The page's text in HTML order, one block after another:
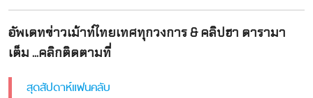
อัพเดทข่าวเม้าท์ไทยเทศทุกวงการ & คลิปฮา ดารามา
เต็ม ...คลิกติดตามที่
สุดสัปดาห์แฟนคลับ